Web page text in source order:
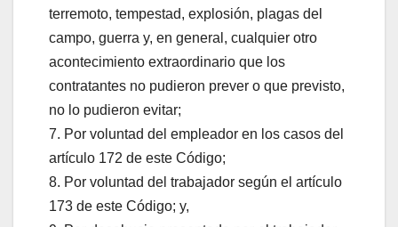
terremoto, tempestad, explosión, plagas del
campo, guerra y, en general, cualquier otro
acontecimiento extraordinario que los
contratantes no pudieron prever o que previsto,
no lo pudieron evitar;
7. Por voluntad del empleador en los casos del
artículo 172 de este Código;
8. Por voluntad del trabajador según el artículo
173 de este Código; y,